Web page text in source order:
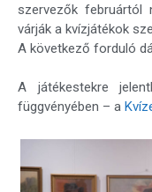
szervezők februártól
várják a kvízjátékok
A következő forduló
A játékestekre
függvényében – a